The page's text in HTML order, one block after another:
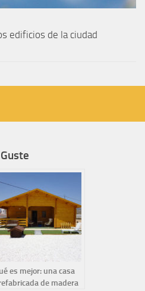
edificios de la ciudad
es mejor: una casa
de madera